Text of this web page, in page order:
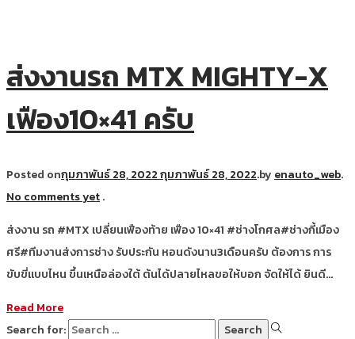
ส่งงานรถ MTX MIGHTY-X
เฟือง10×41 ครับ
Posted onกุมภาพันธ์ 28, 2022กุมภาพันธ์ 28, 2022.by enauto_web.
No comments yet.
ส่งงาน รถ #MTX เปลี่ยนเฟืองท้าย เฟือง 10×41 #ช่างโกศล#ช่างกี้เมือง
ศรี#ทีมงานส่งการช่าง รับประกัน หอนดังนาน3เดือนครับ ต้องการ การ
ขับขี่แบบไหน ขึ้นเหนือล่องใต้ ต้นได้ปลายไหลขอให้บอก จัดให้ได้ ยินดี…
Read More
Search for: